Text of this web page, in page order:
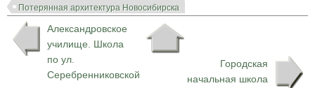
Потерянная архитектура Новосибирска
Александровское
училище. Школа
по ул.
Серебренниковской
Городская
начальная школа